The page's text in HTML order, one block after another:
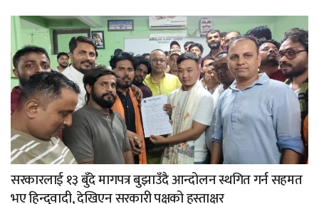
सरकारलाई १३ बुँदे मागपत्र बुझाउँदै आन्दोलन स्थगित गर्न सहमत
भए हिन्दुवादी, देखिएन सरकारी पक्षको हस्ताक्षर